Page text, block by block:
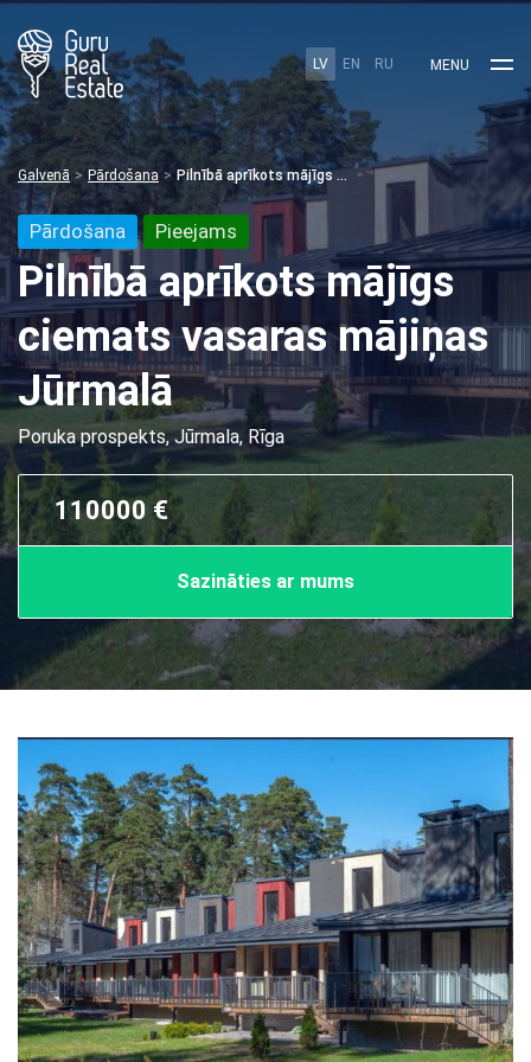
LV EN RU MENU
Galvenā Pārdošana Pilnībā aprīkots mājīgs ciemats vasaras mājiņas Jūrmalā
Pārdošana Pieejams
Pilnībā aprīkots mājīgs
ciemats vasaras mājiņas
Jūrmalā
Poruka prospekts, Jūrmala, Rīga
110000 €
Sazināties ar mums